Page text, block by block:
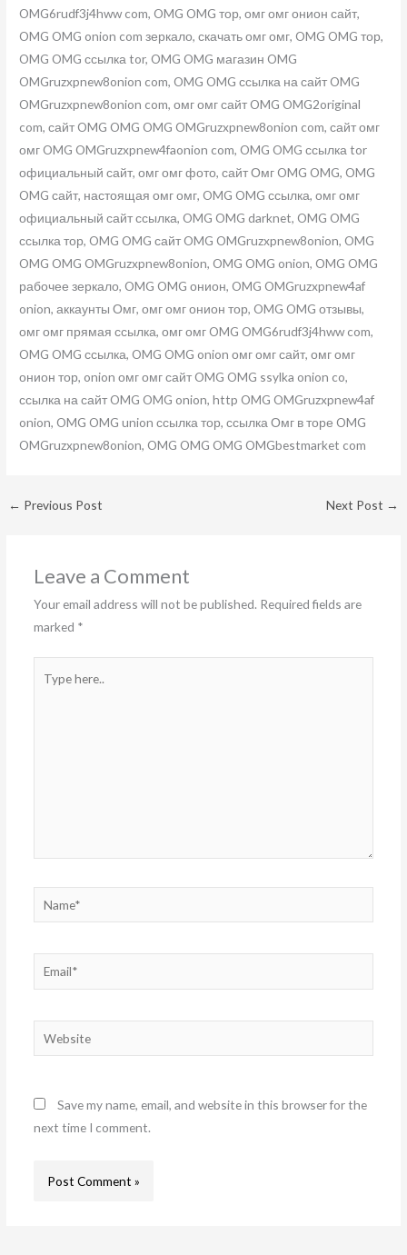
OMG6rudf3j4hww com, OMG OMG тор, омг омг онион сайт,
OMG OMG onion com зеркало, скачать омг омг, OMG OMG тор,
OMG OMG ссылка tor, OMG OMG магазин OMG
OMGruzxpnew8onion com, OMG OMG ссылка на сайт OMG
OMGruzxpnew8onion com, омг омг сайт OMG OMG2original
com, сайт OMG OMG OMG OMGruzxpnew8onion com, сайт омг
омг OMG OMGruzxpnew4faonion com, OMG OMG ссылка tor
официальный сайт, омг омг фото, сайт Омг OMG OMG, OMG
OMG сайт, настоящая омг омг, OMG OMG ссылка, омг омг
официальный сайт ссылка, OMG OMG darknet, OMG OMG
ссылка тор, OMG OMG сайт OMG OMGruzxpnew8onion, OMG
OMG OMG OMGruzxpnew8onion, OMG OMG onion, OMG OMG
рабочее зеркало, OMG OMG онион, OMG OMGruzxpnew4af
onion, аккаунты Омг, омг омг онион тор, OMG OMG отзывы,
омг омг прямая ссылка, омг омг OMG OMG6rudf3j4hww com,
OMG OMG ссылка, OMG OMG onion омг омг сайт, омг омг
онион тор, onion омг омг сайт OMG OMG ssylka onion co,
ссылка на сайт OMG OMG onion, http OMG OMGruzxpnew4af
onion, OMG OMG union ссылка тор, ссылка Омг в торе OMG
OMGruzxpnew8onion, OMG OMG OMG OMGbestmarket com
← Previous Post Next Post →
Leave a Comment
Your email address will not be published. Required fields are
marked *
here..
Name*
Email*
Website
Save my name, email, and website in this browser for the
next time I comment.